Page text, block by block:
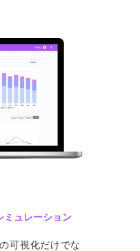
ミュレーション
可視化だけでな